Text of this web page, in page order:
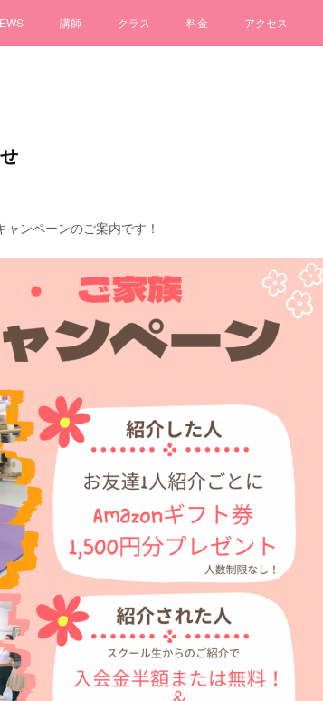
講師 クラス 料金 アクセス
ンペーンのご案内です！